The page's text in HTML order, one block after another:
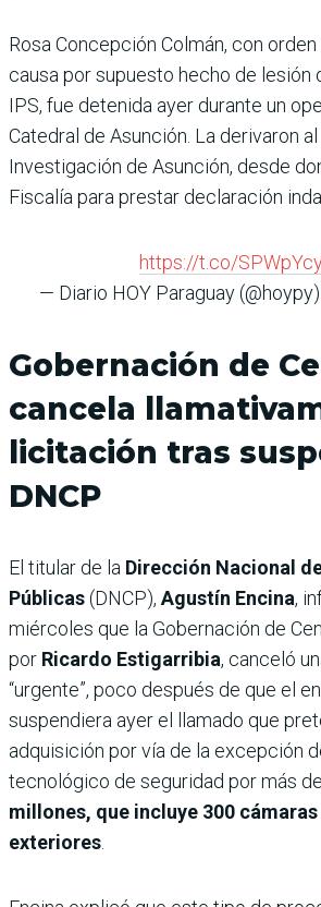
Rosa Concepción Colmán, con
causa por supuesto hecho de lesión
IPS, fue detenida ayer durante un
Catedral de Asunción. La derivaron
Investigación de Asunción, desde
Fiscalía para prestar declaración
https://t.co/
— Diario HOY Paraguay (@hoypy)
Gobernación de
cancela
licitación tras
DNCP
El titular de la Dirección Nacional
Públicas(DNCP), Agustín Encina,
miércoles que la Gobernación de
por Ricardo Estigarribia, canceló
“urgente”, poco después de que el
suspendiera ayer el llamado que
adquisición por vía de la excepción
tecnológico de seguridad por más de
millones, que incluye 300 cámaras
exteriores